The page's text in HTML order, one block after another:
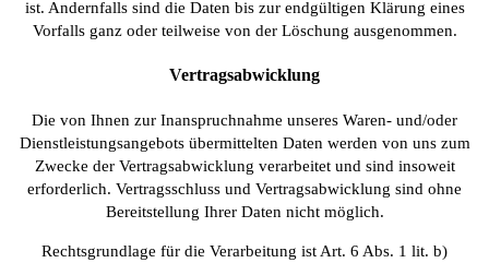
ist. Andernfalls sind die Daten bis zur endgültigen Klärung eines
Vorfalls ganz oder teilweise von der Löschung ausgenommen.
Vertragsabwicklung
Die von Ihnen zur Inanspruchnahme unseres Waren- und/oder
Dienstleistungsangebots übermittelten Daten werden von uns zum
Zwecke der Vertragsabwicklung verarbeitet und sind insoweit
erforderlich. Vertragsschluss und Vertragsabwicklung sind ohne
Bereitstellung Ihrer Daten nicht möglich.
Rechtsgrundlage für die Verarbeitung ist Art. 6 Abs. 1 lit. b)